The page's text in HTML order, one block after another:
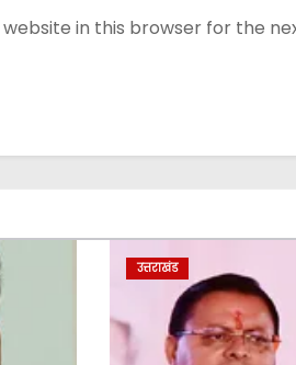
website in this browser for the
उत्तराखंड